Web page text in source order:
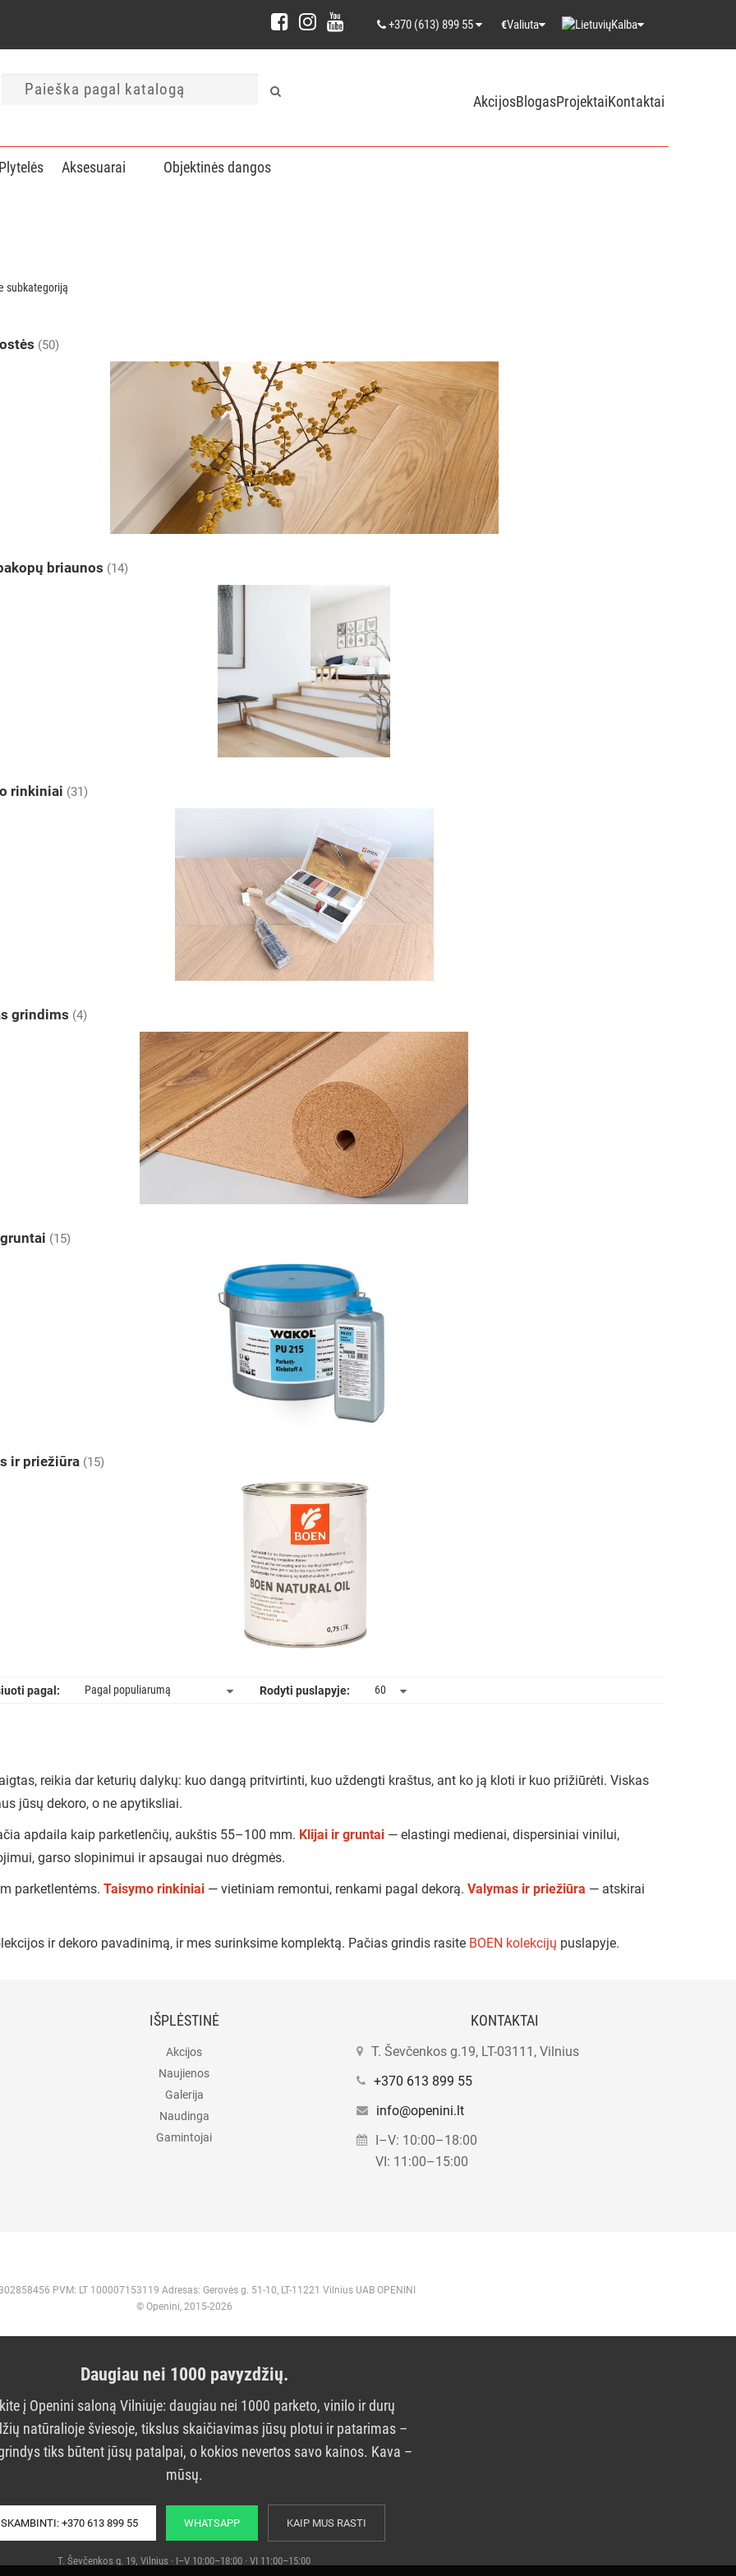
+370 (613) 899 55 €Valiuta Kalba
AkcijosBlogasProjektaiKontaktai
Plytelės Aksesuarai Objektinės dangos
subkategoriją
(50)
briaunos (14)
rinkiniai (31)
grindims (4)
(15)
ir priežiūra (15)
pagal: Rodyti puslapyje:
reikia dar keturių dalykų: kuo dangą pritvirtinti, kuo uždengti kraštus, ant ko ją kloti ir kuo prižiūrėti. Viskas
jūsų dekoro, o ne apytiksliai.
apdaila kaip parketlenčių, aukštis 55–100 mm. Klijai ir gruntai — elastingi medienai, dispersiniai vinilui,
garso slopinimui ir apsaugai nuo drėgmės.
parketlentėms. Taisymo rinkiniai — vietiniam remontui, renkami pagal dekorą. Valymas ir priežiūra — atskirai
ir dekoro pavadinimą, ir mes surinksime komplektą. Pačias grindis rasite BOEN kolekcijų puslapyje.
IŠPLĖSTINĖ
Akcijos
Naujienos
Galerija
Naudinga
Gamintojai
KONTAKTAI
T. Ševčenkos g.19, LT-03111, Vilnius
+370 613 899 55
info@openini.lt
I–V: 10:00–18:00
VI: 11:00–15:00
PVM: LT 100007153119 Adresas: Gerovės g. 51-10, LT-11221 Vilnius UAB OPENINI
© Openini, 2015-2026
Daugiau nei 1000 pavyzdžių.
į Openini saloną Vilniuje: daugiau nei 1000 parketo, vinilo ir durų
natūralioje šviesoje, tikslus skaičiavimas jūsų plotui ir patarimas –
tiks būtent jūsų patalpai, o kokios nevertos savo kainos. Kava –
mūsų.
SKAMBINTI: +370 613 899 55 WHATSAPP KAIP MUS RASTI
T. Ševčenkos g. 19, Vilnius · I–V 10:00–18:00 · VI 11:00–15:00